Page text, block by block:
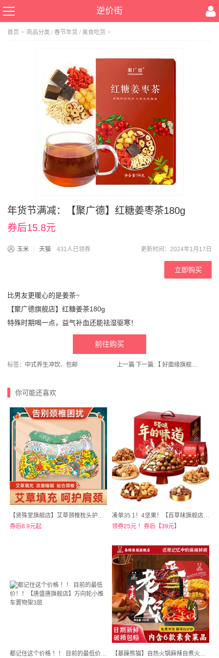
逆价街
首页 > 商品分类 / 春节年货 / 美食吃货 >
年货节满减：【聚广德】红糖姜枣茶180g
券后15.8元
玉米 天猫 431人已领券 更新时间：2024年1月17日
立即购买
比男友更暖心的是姜茶~
【聚广德旗舰店】红糖姜茶180g
特殊时期喝一点，益气补血还能祛湿驱寒！
前往购买
标签： 中式养生冲饮、 包邮 上一篇 下一篇: 【 好面缘旗舰店】5星多用途小麦粉中筋通用粉5斤
你可能还喜欢
【贤殊堂旗舰店】艾草颈椎枕头护颈椎睡眠睡觉专用
券后8.9元起
凑单35.1！4坚果！【百草味旗舰店！】年货坚果礼盒1294g
领券25元 ！券后【39元】
都记住这个价格 ！！ 目前的最低价！！【唐盛唐旗舰店】万向轮小推车置物架3层 【暴躁熊猫】自热火锅麻辣自煮火锅3盒装